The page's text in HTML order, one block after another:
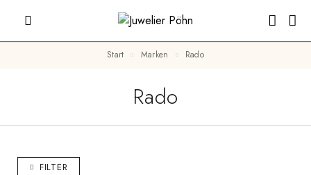
Start Marken Rado
Rado
FILTER